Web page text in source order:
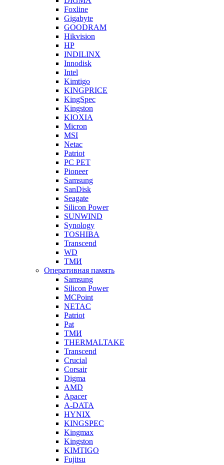
Foxline
Gigabyte
GOODRAM
Hikvision
HP
INDILINX
Innodisk
Intel
Kimtigo
KINGPRICE
KingSpec
Kingston
KIOXIA
Micron
MSI
Netac
Patriot
PC PET
Pioneer
Samsung
SanDisk
Seagate
Silicon Power
SUNWIND
Synology
TOSHIBA
Transcend
WD
ТМИ
Оперативная память
Samsung
Silicon Power
MCPoint
NETAC
Patriot
Pat
ТМИ
THERMALTAKE
Transcend
Crucial
Corsair
Digma
AMD
Apacer
A-DATA
HYNIX
KINGSPEC
Kingmax
Kingston
KIMTIGO
Fujitsu